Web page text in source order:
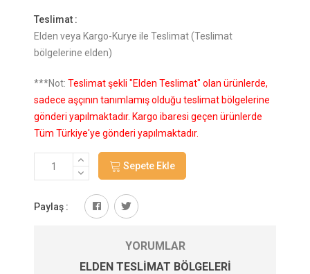
Teslimat :
Elden veya Kargo-Kurye ile Teslimat (Teslimat
bölgelerine elden)
***Not: Teslimat şekli "Elden Teslimat" olan ürünlerde,
sadece aşçının tanımlamış olduğu teslimat bölgelerine
gönderi yapılmaktadır. Kargo ibaresi geçen ürünlerde
Tüm Türkiye'ye gönderi yapılmaktadır.
Sepete Ekle
Paylaş :
YORUMLAR
ELDEN TESLIMAT BÖLGELERI